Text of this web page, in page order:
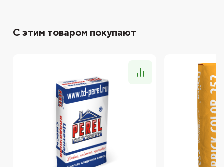
С этим товаром покупают